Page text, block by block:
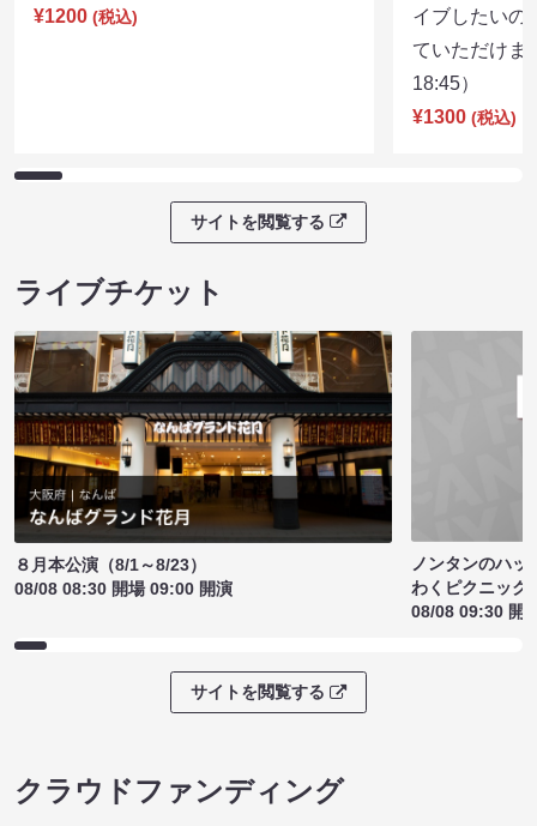
¥1200 (税込)
イブしたいの
ていただけ
18:45）
¥1300 (税込)
サイトを閲覧する
ライブチケット
８月本公演（8/1～8/23）
08/08 08:30 開場 09:00 開演
ノンタンのハッ
わくピクニック
08/08 09:30 開
サイトを閲覧する
クラウドファンディング